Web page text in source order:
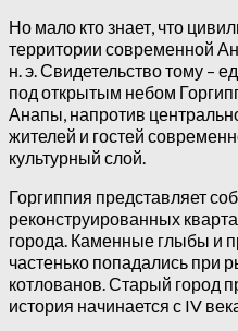
Но мало кто знает, что
территории современной
н. э. Свидетельство тому –
под открытым небом
Анапы, напротив
жителей и гостей
культурный слой.
Горгиппия представляет
реконструированных
города. Каменные глыбы и
частенько попадались при
котлованов. Старый город
история начинается с IV